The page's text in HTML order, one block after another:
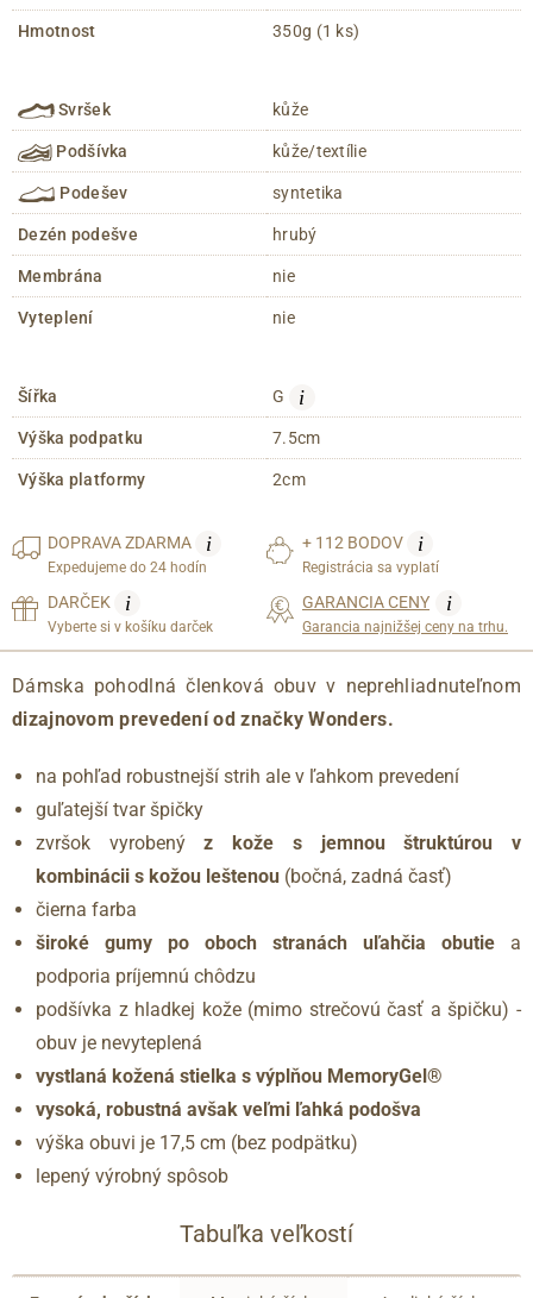
Hmotnost 350g (1 ks)
Svršek kůže
Podšívka kůže/textílie
Podešev syntetika
Dezén podešve hrubý
Membrána nie
Vyteplení nie
Šířka G i
Výška podpatku 7.5cm
Výška platformy 2cm
DOPRAVAZDARMA i
Expedujeme do 24 hodín
+ 112 BODOV i
Registrácia sa vyplatí
DARČEK i
Vyberte si v košíku darček
GARANCIA CENY i
Garancia najnižšej ceny na trhu.
Dámska pohodlná členková obuv v neprehliadnuteľnom
dizajnovom prevedení od značky Wonders.
na pohľad robustnejší strih ale v ľahkom prevedení
guľatejší tvar špičky
zvršok vyrobenýz kože s jemnou štruktúrou v
kombinácii s kožou leštenou (bočná, zadná časť)
čierna farba
široké gumy po oboch stranách uľahčia obutie a
podporia príjemnú chôdzu
podšívka z hladkej kože (mimo strečovú časť a špičku) -
obuv je nevyteplená
vystlaná kožená stielka s výplňou MemoryGel®
vysoká, robustná avšak veľmi ľahká podošva
výška obuvi je 17,5 cm (bez podpätku)
lepený výrobný spôsob
Tabuľka veľkostí